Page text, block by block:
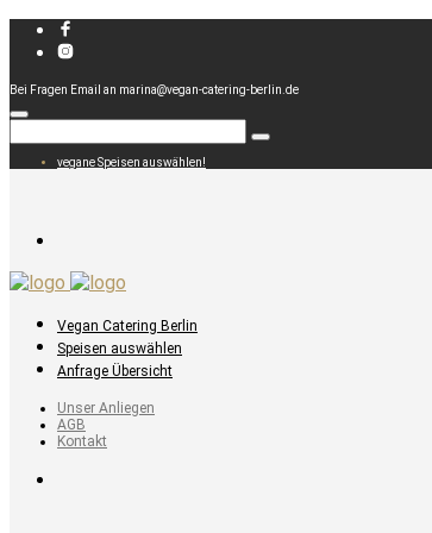
Bei Fragen Email an marina@vegan-catering-berlin.de
vegane Speisen auswählen!
Vegan Catering Berlin
Speisen auswählen
Anfrage Übersicht
Unser Anliegen
AGB
Kontakt